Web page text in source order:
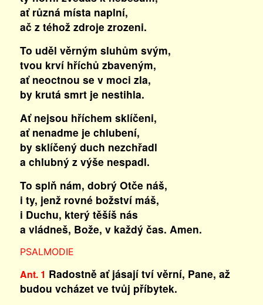
ať různá místa naplní,
ač z téhož zdroje zrozeni.
To uděl věrným sluhům svým,
tvou krví hříchů zbaveným,
ať neoctnou se v moci zla,
by krutá smrt je nestihla.
Ať nejsou hříchem sklíčeni,
ať nenadme je chlubení,
by sklíčený duch nezchřadl
a chlubný z výše nespadl.
To splň nám, dobrý Otče náš,
i ty, jenž rovné božství máš,
i Duchu, který těšíš nás
a vládneš, Bože, v každý čas. Amen.
PSALMODIE
Ant. 1 Radostně ať jásají tví věrní, Pane, až
budou vcházet ve tvůj příbytek.